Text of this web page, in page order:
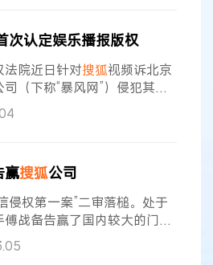
片有限音乐、华纳唱片有限
香港有限公司、金牌大风娱乐
互联网
次认定娱乐播报版权
法院近日针对搜狐视频诉北京
（下称“暴风网”）侵犯其
著作权纠纷一案，做出终审
侵权，承担民事赔偿责任。
幕、音效制作而完成的作
，属于类似摄制电影的方法
保护，他人未经许可不能复
赢搜狐公司
侵权第一案”二审落槌。处于
战备告赢了国内较大的门户
司。业界评价，这一案件不
识的觉醒，在中国的网络传